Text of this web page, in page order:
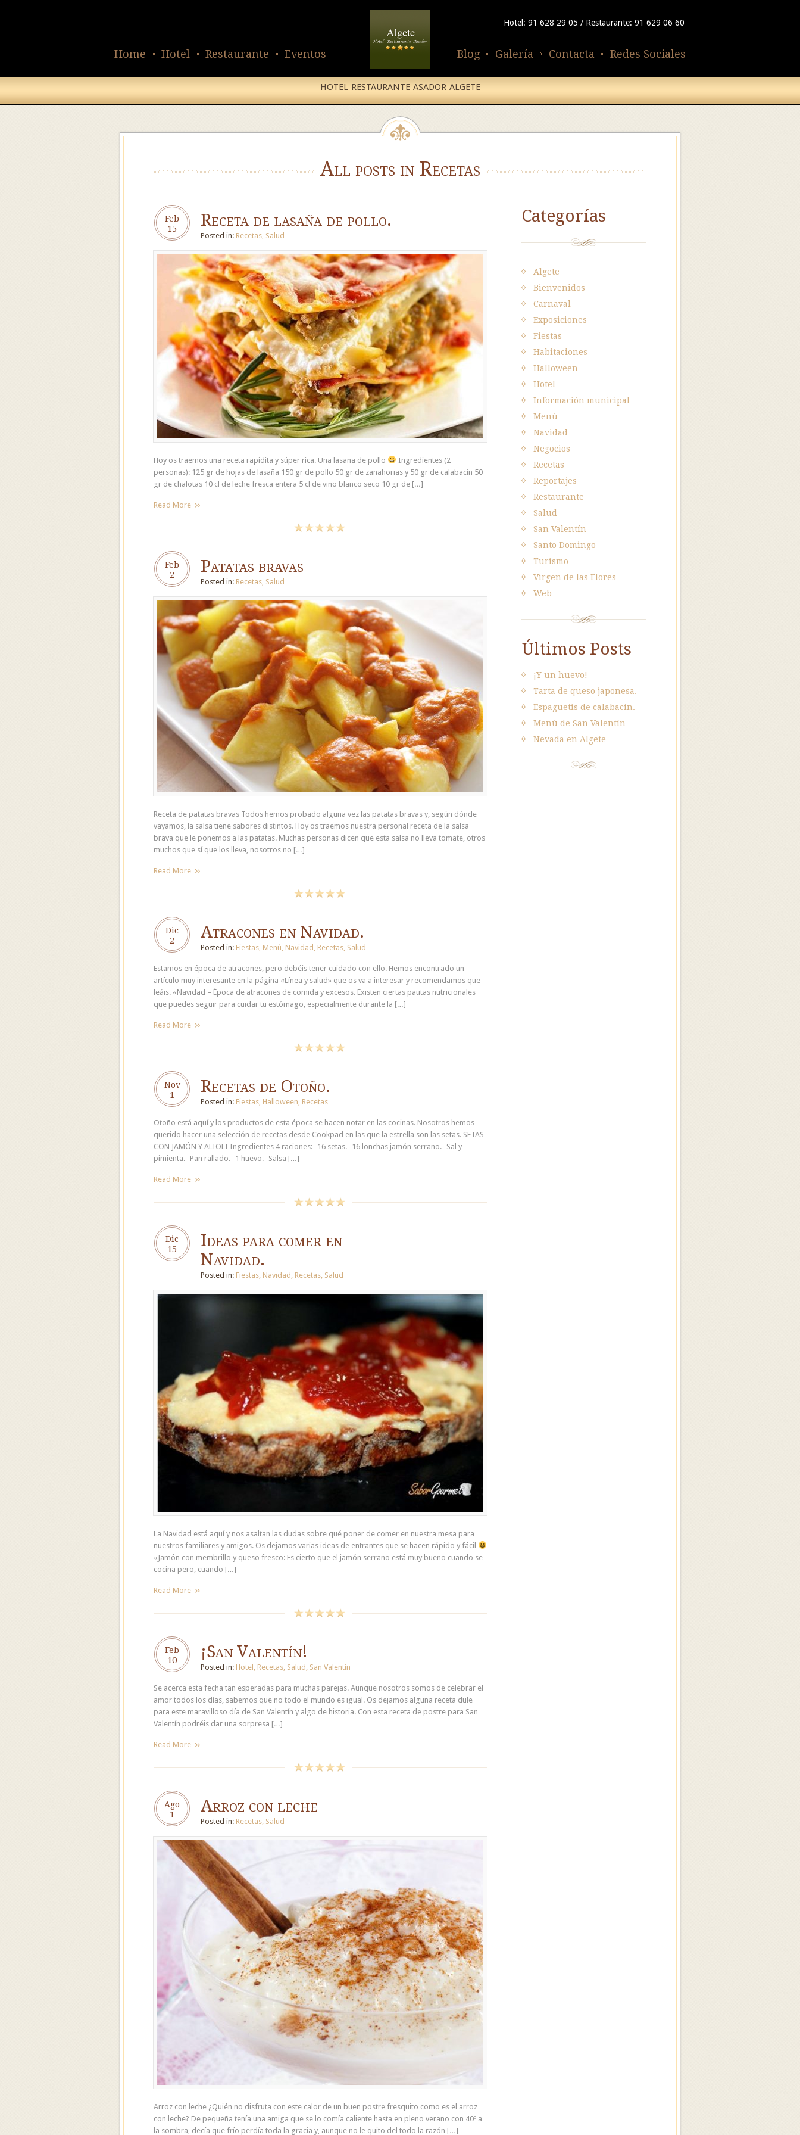
Hotel: 91 628 29 05 / Restaurante: 91 629 06 60
Home Hotel Restaurante Eventos Redes Sociales
Contacta
Galería
Blog
HOTEL RESTAURANTE ASADOR ALGETE
All posts in Recetas
Feb
15 Receta de lasaña de pollo.
Posted in: Recetas, Salud
Hoy os traemos una receta rapidita y súper rica. Una lasaña de pollo
Ingredientes (2
personas): 125 gr de hojas de lasaña 150 gr de pollo 50 gr de zanahorias y 50 gr de calabacín 50
gr de chalotas 10 cl de leche fresca entera 5 cl de vino blanco seco 10 gr de […]
Read More
Feb
2 Patatas bravas
Posted in: Recetas, Salud
Receta de patatas bravas Todos hemos probado alguna vez las patatas bravas y, según dónde
vayamos, la salsa tiene sabores distintos. Hoy os traemos nuestra personal receta de la salsa
brava que le ponemos a las patatas. Muchas personas dicen que esta salsa no lleva tomate, otros
muchos que sí que los lleva, nosotros no […]
Read More
Dic
2 Atracones en Navidad.
Posted in: Fiestas, Menú, Navidad , Recetas, Salud
Estamos en época de atracones, pero debéis tener cuidado con ello. Hemos encontrado un
artículo muy interesante en la página «Línea y salud» que os va a interesar y recomendamos que
leáis. «Navidad – Época de atracones de comida y excesos. Existen ciertas pautas nutricionales
que puedes seguir para cuidar tu estómago, especialmente durante la […]
Read More
Nov
1 Recetas de Otoño.
Posted in: Fiestas, Halloween, Recetas
Otoño está aquí y los productos de esta época se hacen notar en las cocinas. Nosotros hemos
querido hacer una selección de recetas desde Cookpad en las que la estrella son las setas. SETAS
CON JAMÓN Y ALIOLI Ingredientes 4 raciones: -16 setas. -16 lonchas jamón serrano. -Sal y
pimienta. -Pan rallado. -1 huevo. -Salsa […]
Read More
Dic
15
Ideas para comer en
Navidad.
Posted in: Fiestas, Navidad , Recetas, Salud
La Navidad está aquí y nos asaltan las dudas sobre qué poner de comer en nuestra mesa para
nuestros familiares y amigos. Os dejamos varias ideas de entrantes que se hacen rápido y fácil
«Jamón con membrillo y queso fresco: Es cierto que el jamón serrano está muy bueno cuando se
cocina pero, cuando […]
Read More
Feb
10 ¡San Valentín!
Posted in: Hotel , Recetas, Salud , San Valentín
Se acerca esta fecha tan esperadas para muchas parejas. Aunque nosotros somos de celebrar el
amor todos los días, sabemos que no todo el mundo es igual. Os dejamos alguna receta dule
para este maravilloso día de San Valentín y algo de historia. Con esta receta de postre para San
Valentín podréis dar una sorpresa […]
Read More
Ago
1 Arroz con leche
Posted in: Recetas, Salud
Arroz con leche ¿Quién no disfruta con este calor de un buen postre fresquito como es el arroz
con leche? De pequeña tenía una amiga que se lo comía caliente hasta en pleno verano con 40º a
la sombra, decía que frío perdía toda la gracia y, aunque no le quito del todo la razón […]
Categorías
Algete
Bienvenidos
Carnaval
Exposiciones
Fiestas
Habitaciones
Halloween
Hotel
Información municipal
Menú
Navidad
Negocios
Recetas
Reportajes
Restaurante
Salud
San Valentín
Santo Domingo
Turismo
Virgen de las Flores
Web
Últimos Posts
¡Y un huevo!
Tarta de queso japonesa.
Espaguetis de calabacín.
Menú de San Valentín
Nevada en Algete